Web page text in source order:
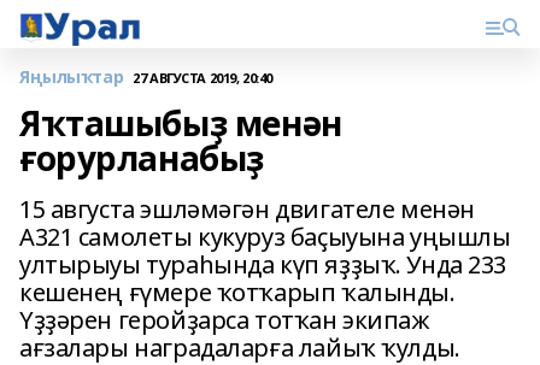
Яңылыҡтар 27 АВГУСТА 2019, 20:40
Яҡташыбыҙ менән
ғорурланабыҙ
15 августа эшләмәгән двигателе менән
А321 самолеты кукуруз баҫыуына уңышлы
ултырыуы тураһында күп яҙҙыҡ. Унда 233
кешенең ғүмере ҡотҡарып ҡалынды.
Үҙҙәрен геройҙарса тотҡан экипаж
ағзалары наградаларға лайыҡ ҡулды.